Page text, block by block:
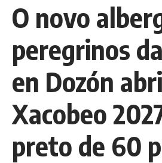
O novo
peregrinos
en Dozón
Xacobeo
preto de 60